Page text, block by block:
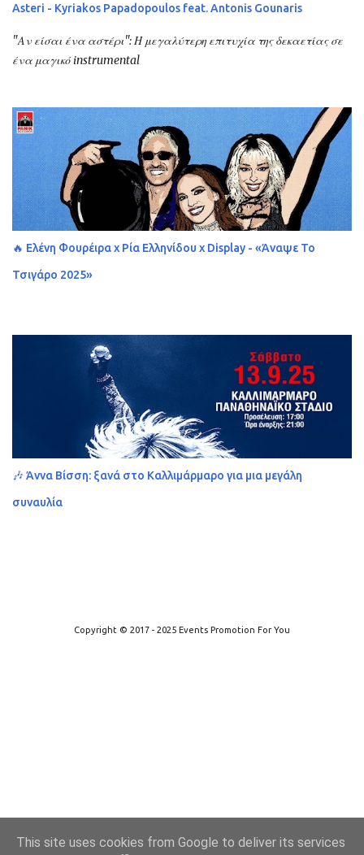
Asteri - Kyriakos Papadopoulos feat. Antonis Gounaris
"Αν είσαι ένα αστέρι": Η μεγαλύτερη επιτυχία της δεκαετίας σε
ένα μαγικό instrumental
🔥 Ελένη Φουρέιρα x Ρία Ελληνίδου x Display - «Άναψε Το
Τσιγάρο 2025»
🎶 Άννα Βίσση: ξανά στο Καλλιμάρμαρο για μια μεγάλη
συναυλία
Copyright © 2017 - 2025 Events Promotion For You
This site uses cookies from Google to deliver its services